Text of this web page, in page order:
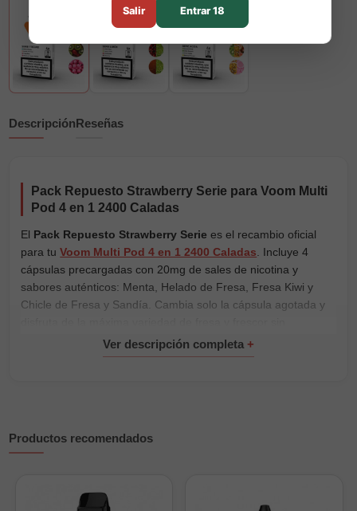
DescripciónReseñas
Pack Repuesto Strawberry Serie para Voom Multi
Pod 4 en 1 2400 Caladas
El Pack Repuesto Strawberry Serie es el recambio oficial
para tuVoom Multi Pod 4 en 1 2400 Caladas . Incluye 4
cápsulas precargadas con 20mg de sales de nicotina y
sabores auténticos: Menta, Helado de Fresa, Fresa Kiwi y
Chicle de Fresa y Sandía. Cambia solo la cápsula agotada y
reemplazar el dispositivo completo.
en Vapsense.
Tipo: Pack de repuesto de cápsulas precargadas
Productos recomendados
Salir Entrar 18